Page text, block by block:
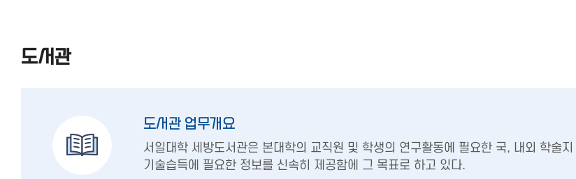
도서관
도서관 업무개요
서일대학 세방도서관은 본대학의 교직원 및 학생의 연구활동에 필요한 국, 내외 학술
기술습득에 필요한 정보를 신속히 제공함에 그 목표로 하고 있다.